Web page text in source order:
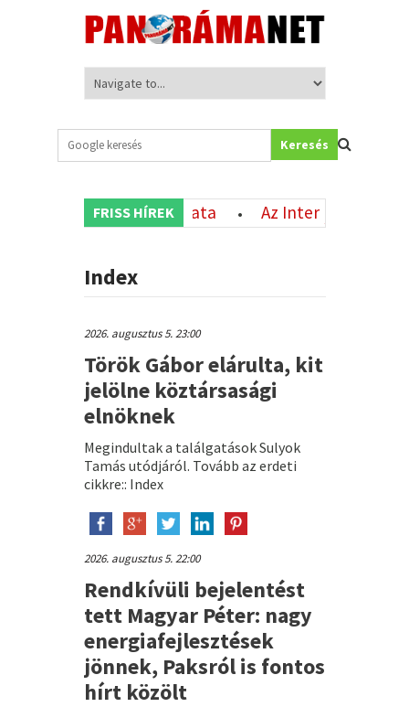
Keresés
FRISS HÍREK
oltás használata •
Az Inter Miami magyar
• Csoda, hogy Románia egyáltalán
Index
2026. augusztus 5. 23:00
Török Gábor elárulta, kit
jelölne köztársasági
elnöknek
Megindultak a találgatások Sulyok
Tamás utódjáról. Tovább az erdeti
cikkre:: Index
2026. augusztus 5. 22:00
Rendkívüli bejelentést
tett Magyar Péter: nagy
energiafejlesztések
jönnek, Paksról is fontos
hírt közölt